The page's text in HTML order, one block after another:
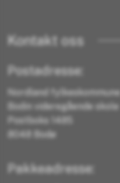
Kontakt oss
Postadresse:
Nordland fylkeskommune
Bodin videregående skole
Postboks 1485
8048 Bodø
Pakkeadresse: